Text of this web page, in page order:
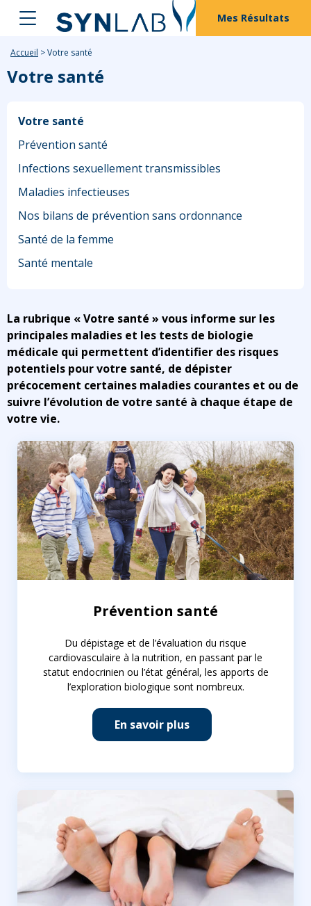
Mes Résultats
Accueil >Votre santé
Votre santé
Votre santé
Prévention santé
Infections sexuellement transmissibles
Maladies infectieuses
Nos bilans de prévention sans ordonnance
Santé de la femme
Santé mentale
La rubrique « Votre santé » vous informe sur les
principales maladies et les tests de biologie
médicale qui permettent d’identifier des risques
potentiels pour votre santé, de dépister
précocement certaines maladies courantes et ou de
suivre l’évolution de votre santé à chaque étape de
votre vie.
Prévention santé
Du dépistage et de l’évaluation du risque
cardiovasculaire à la nutrition, en passant par le
statut endocrinien ou l’état général, les apports de
l’exploration biologique sont nombreux.
En savoir plus